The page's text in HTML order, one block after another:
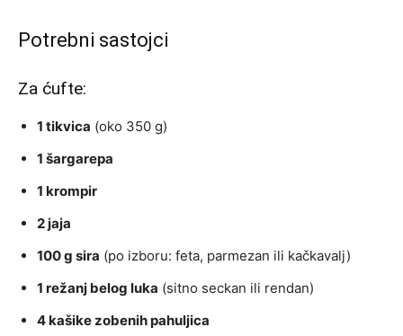
Potrebni sastojci
Za ćufte:
1 tikvica (oko 350 g)
1 šargarepa
1 krompir
2 jaja
100 g sira (po izboru: feta, parmezan ili kačkavalj)
1 režanj belog luka (sitno seckan ili rendan)
4 kašike zobenih pahuljica